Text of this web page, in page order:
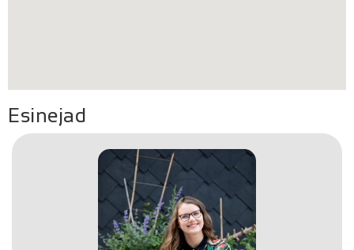
Esinejad